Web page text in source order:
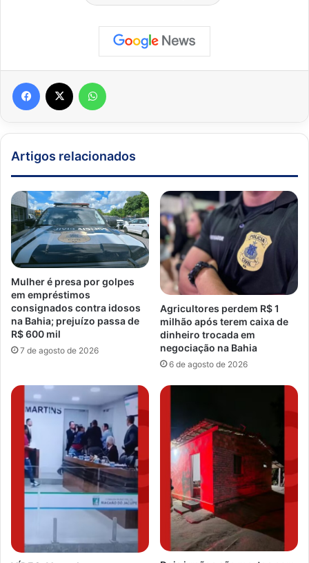
Facebook
Artigos relacionados
Mulher é presa por golpes
em empréstimos
consignados contra idosos
na Bahia; prejuízo passa de
R$ 600 mil
7 de agosto de 2026
Agricultores perdem R$ 1
milhão após terem caixa de
dinheiro trocada em
negociação na Bahia
6 de agosto de 2026